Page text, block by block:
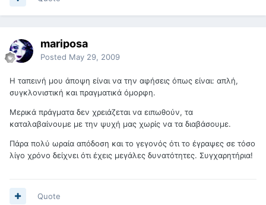
mariposa
Posted May 29, 2009
Η ταπεινή μου άποψη είναι να την αφήσεις όπως είναι: απλή,
συγκλονιστική και πραγματικά όμορφη.
Μερικά πράγματα δεν χρειάζεται να ειπωθούν, τα
καταλαβαίνουμε με την ψυχή μας χωρίς να τα διαβάσουμε.
Πάρα πολύ ωραία απόδοση και το γεγονός ότι το έγραψες σε τόσο
λίγο χρόνο δείχνει ότι έχεις μεγάλες δυνατότητες. Συγχαρητήρια!
Quote